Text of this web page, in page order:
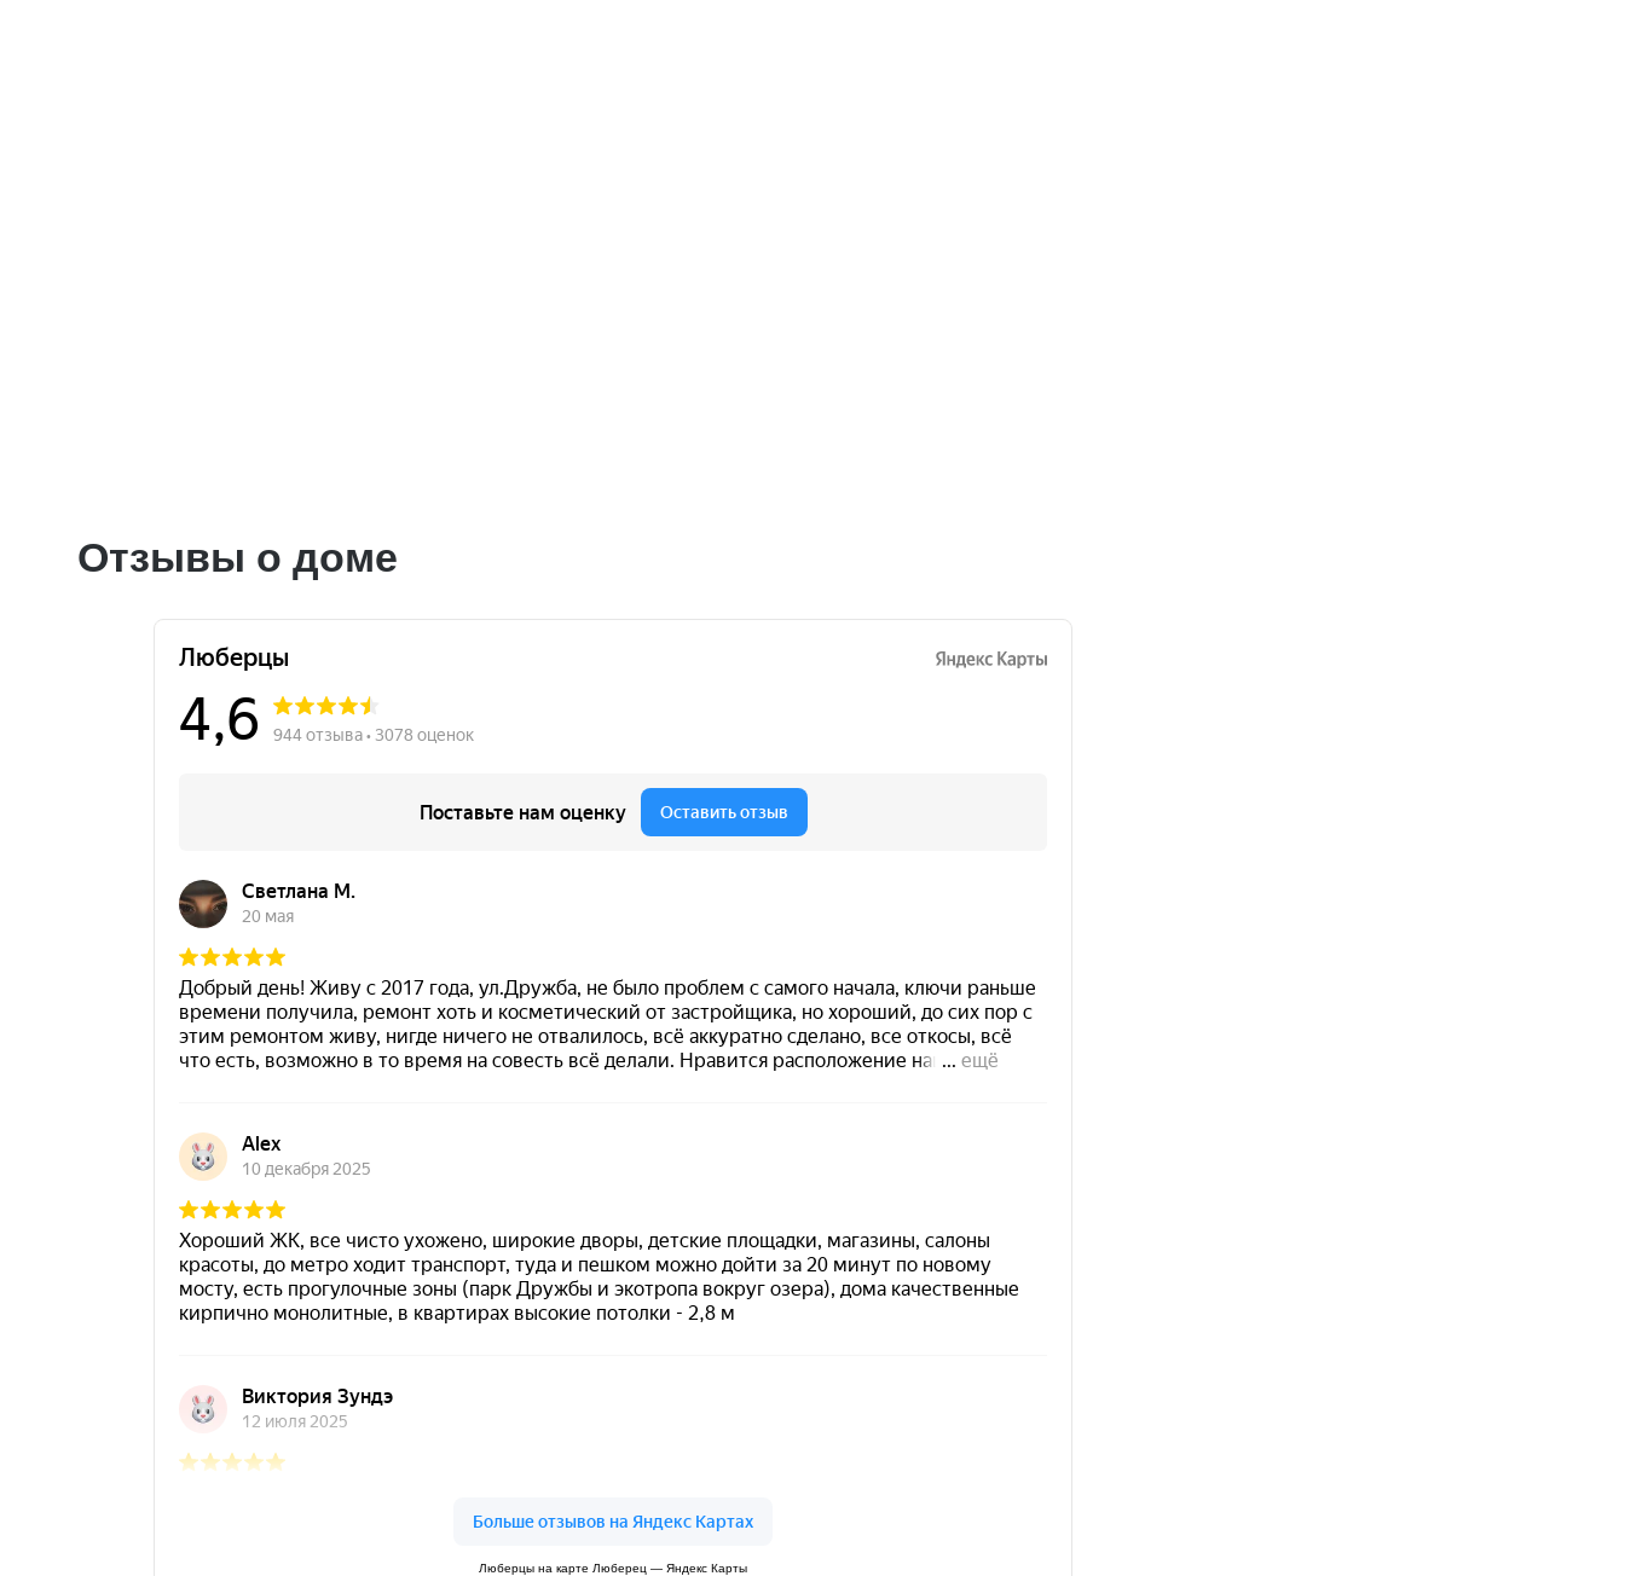
Отзывы о доме
Люберцы на карте Люберец — Яндекс Карты